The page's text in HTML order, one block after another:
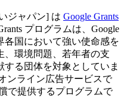
ジャパン] は Google Grants
プログラムは、Google
各国において強い使命感を
、環境問題、若年者の支
る団体を対象としていま
ンライン広告サービスで
で提供するプログラムで